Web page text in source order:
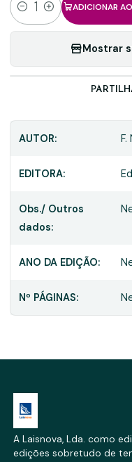
Quantidade
ADICIONAR
Mostrar
AUTOR:
EDITORA:
Obs./ Outros
dados:
ANO DA EDIÇÃO:
Nº PÁGINAS:
A Laisnova, Lda. como
edições sobretudo de